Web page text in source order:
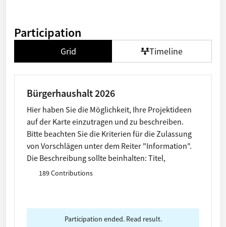
Participation
Grid Timeline
Bürgerhaushalt 2026
Hier haben Sie die Möglichkeit, Ihre Projektideen
auf der Karte einzutragen und zu beschreiben.
Bitte beachten Sie die Kriterien für die Zulassung
von Vorschlägen unter dem Reiter "Information".
Die Beschreibung sollte beinhalten: Titel,
Kurzbeschreibung: Was? Wo genau? Welche
für die Einreichung Ihrer Idee endet am 30. April
189 Contributions
Participation ended. Read result.